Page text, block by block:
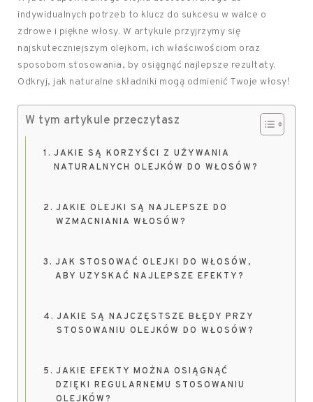
indywidualnych potrzeb to klucz do sukcesu w walce o
zdrowe i piękne włosy. W artykule przyjrzymy się
najskuteczniejszym olejkom, ich właściwościom oraz
sposobom stosowania, by osiągnąć najlepsze rezultaty.
Odkryj, jak naturalne składniki mogą odmienić Twoje włosy!
W tym artykule przeczytasz
JAKIE SĄ KORZYŚCI Z UŻYWANIA
NATURALNYCH OLEJKÓW DO WŁOSÓW?
JAKIE OLEJKI SĄ NAJLEPSZE DO
WZMACNIANIA WŁOSÓW?
JAK STOSOWAĆ OLEJKI DO WŁOSÓW,
ABY UZYSKAĆ NAJLEPSZE EFEKTY?
JAKIE SĄ NAJCZĘSTSZE BŁĘDY PRZY
STOSOWANIU OLEJKÓW DO WŁOSÓW?
JAKIE EFEKTY MOŻNA OSIĄGNĄĆ
DZIĘKI REGULARNEMU STOSOWANIU
OLEJKÓW?